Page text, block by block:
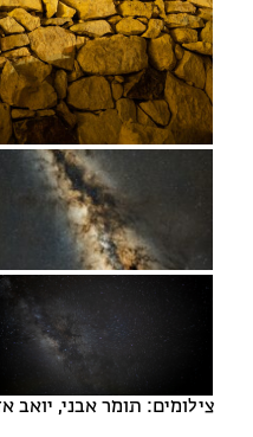
צילומים: תומר אבני, יואב